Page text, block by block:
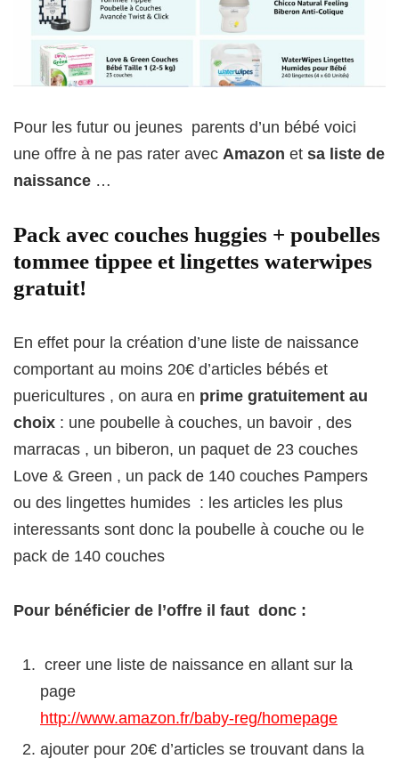
Pour les futur ou jeunes parents d’un bébé voici
une offre à ne pas rater avec Amazon et sa liste de
naissance …
Pack avec couches huggies + poubelles
tommee tippee et lingettes waterwipes
gratuit!
En effet pour la création d’une liste de naissance
comportant au moins 20€ d’articles bébés et
puericultures , on aura en prime gratuitement au
choix : une poubelle à couches, un bavoir , des
marracas , un biberon, un paquet de 23 couches
Love & Green , un pack de 140 couches Pampers
ou des lingettes humides : les articles les plus
interessants sont donc la poubelle à couche ou le
pack de 140 couches
Pour bénéficier de l’offre il faut donc :
creer une liste de naissance en allant sur la
page
http://www.amazon.fr/baby-reg/homepage
ajouter pour 20€ d’articles se trouvant dans la